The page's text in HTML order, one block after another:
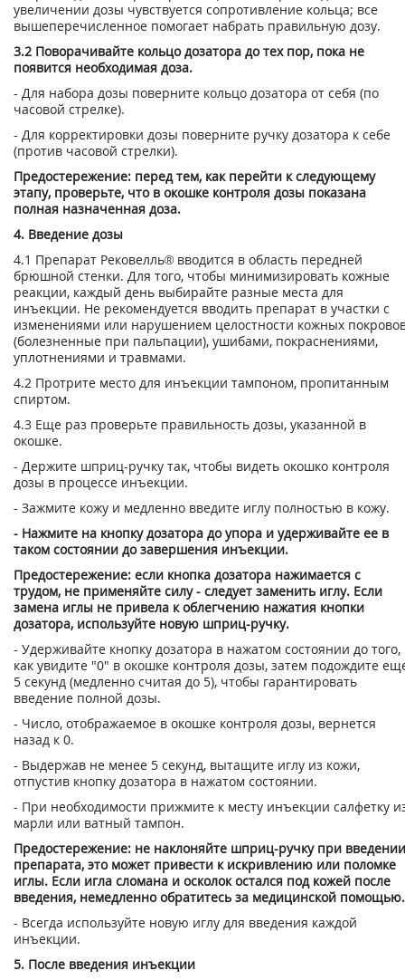
увеличении дозы чувствуется сопротивление кольца; все
вышеперечис­ленное помогает набрать правильную дозу.
3.2 Поворачивайте кольцо дозатора до тех пор, пока не
появится необходимая доза.
- Для набора дозы поверните кольцо дозатора от себя (по
часовой стрелке).
- Для корректировки дозы поверните ручку дозатора к себе
(против часовой стрел­ки).
Предостережение: перед тем, как перейти к следующему
этапу, проверьте, что в окошке контроля дозы показана
полная назначенная доза.
4. Введение дозы
4.1 Препарат Рековелль® вводится в область передней
брюшной стенки. Для то­го, чтобы минимизировать кожные
реакции, каждый день выбирайте разные места для
инъекции. Не рекомендуется вводить препарат в участки с
изменениями или нарушением целостности кожных
(болезненные при пальпации), ушиба­ми, покраснениями,
уплотнениями и травмами.
4.2 Протрите место для инъекции тампоном, пропитанным
спиртом.
4.3 Еще раз проверьте правильность дозы, указанной в
окошке.
- Держите шприц-ручку так, чтобы видеть окошко контроля
дозы в процессе инъек­ции.
- Зажмите кожу и медленно введите иглу полностью в кожу.
- Нажмите на кнопку дозатора до упора и удерживайте ее в
таком состоянии до завершения инъекции.
Предостережение: если кнопка дозатора нажимается с
трудом, не применяйте си­лу - следует заменить иглу. Если
замена иглы не привела к облегчению нажатия кнопки
дозатора, используйте новую шприц-ручку.
- Удерживайте кнопку дозатора в нажатом состоянии до того,
как увидите "0" в окошке контроля дозы, затем подождите
5 секунд (медленно считая до 5), что­бы гарантировать
введение полной дозы.
- Число, отображаемое в окошке контроля дозы, вернется
назад к 0.
- Выдержав не менее 5 секунд, вытащите иглу из кожи,
отпустив кнопку дозатора в нажатом состоянии.
- При необходимости прижмите к месту инъекции салфетку
марли или ватный тампон.
Предостережение: не наклоняйте шприц-ручку при введении
препарата, это мо­жет привести к искривлению или поломке
иглы. Если игла сломана и осколок остался под кожей после
введения, немедленно обратитесь за медицинской помо­щью.
- Всегда используйте новую иглу для введения каждой
инъекции.
5. После введения инъекции